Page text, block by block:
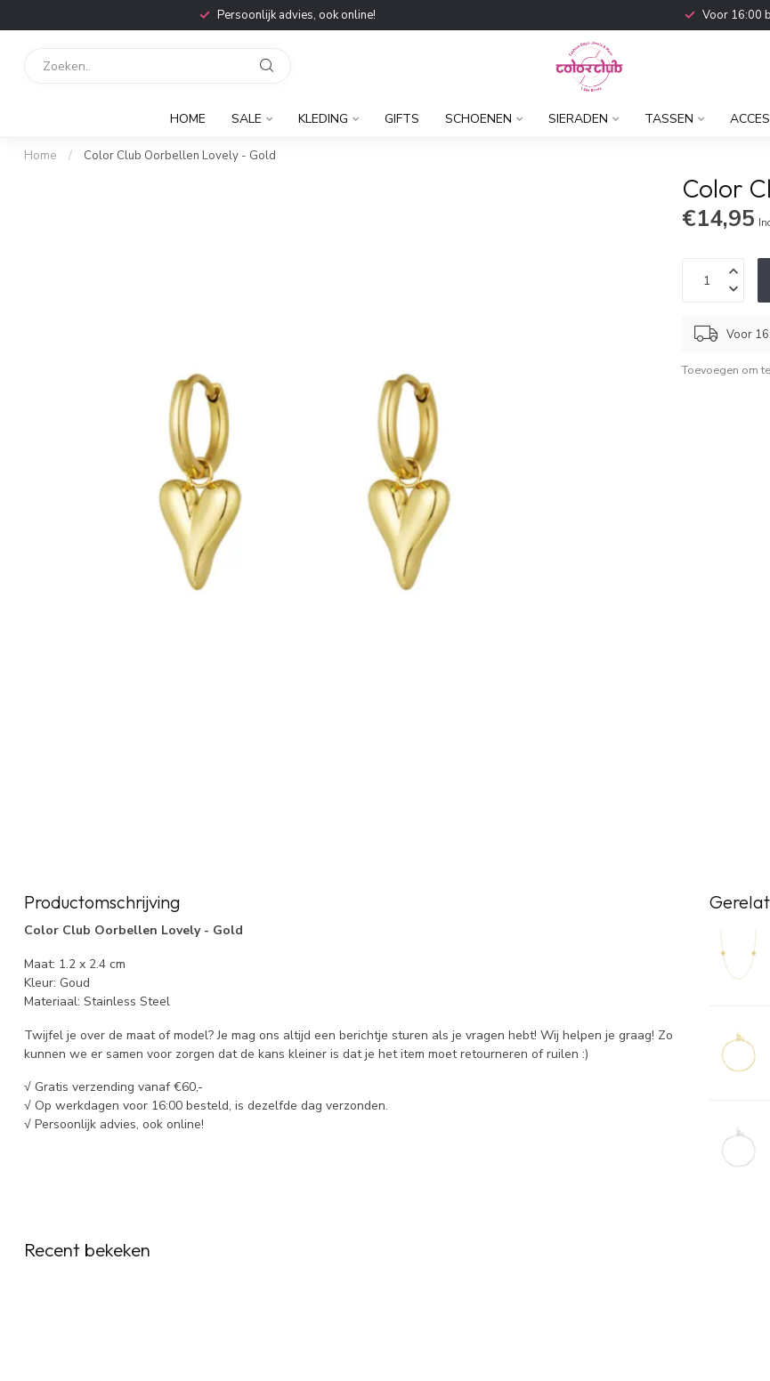
Persoonlijk advies, ook online! Voor 16:00
HOME SALE KLEDING GIFTS SCHOENEN SIERADEN TASSEN
Home / Color Club Oorbellen Lovely - Gold
Color
€14,95
Voor
Toevoegen om
Productomschrijving
Color Club Oorbellen Lovely - Gold
Maat: 1.2 x 2.4 cm
Kleur: Goud
Materiaal: Stainless Steel
Twijfel je over de maat of model? Je mag ons altijd een berichtje sturen als je vragen hebt! Wij helpen je graag! Zo
kunnen we er samen voor zorgen dat de kans kleiner is dat je het item moet retourneren of ruilen :)
√ Gratis verzending vanaf €60,-
√ Op werkdagen voor 16:00 besteld, is dezelfde dag verzonden.
√ Persoonlijk advies, ook online!
Recent bekeken